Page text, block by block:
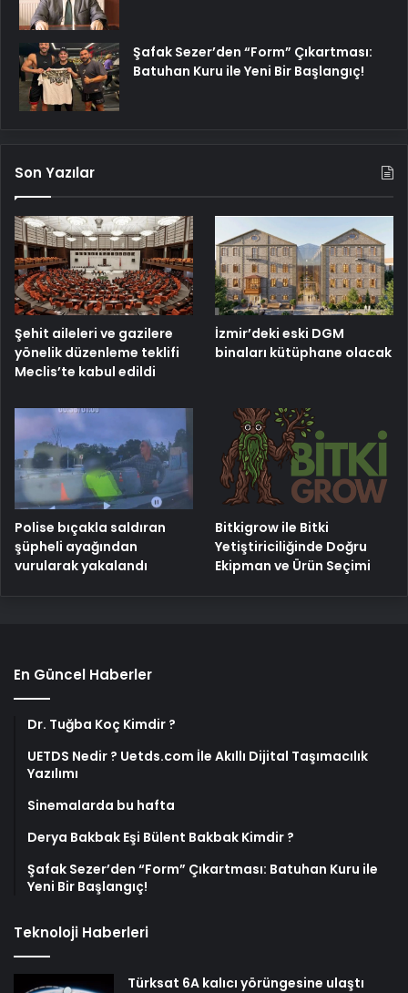
Şafak Sezer’den “Form” Çıkartması:
Batuhan Kuru ile Yeni Bir Başlangıç!
Son Yazılar
Şehit aileleri ve gazilere
yönelik düzenleme teklifi
Meclis’te kabul edildi
İzmir’deki eski DGM
binaları kütüphane olacak
Polise bıçakla saldıran
şüpheli ayağından
vurularak yakalandı
Bitkigrow ile Bitki
Yetiştiriciliğinde Doğru
Ekipman ve Ürün Seçimi
En Güncel Haberler
Dr. Tuğba Koç Kimdir ?
UETDS Nedir ? Uetds.com İle Akıllı Dijital Taşımacılık
Yazılımı
Sinemalarda bu hafta
Derya Bakbak Eşi Bülent Bakbak Kimdir ?
Şafak Sezer’den “Form” Çıkartması: Batuhan Kuru ile
Yeni Bir Başlangıç!
Teknoloji Haberleri
Türksat 6A kalıcı yörüngesine ulaştı